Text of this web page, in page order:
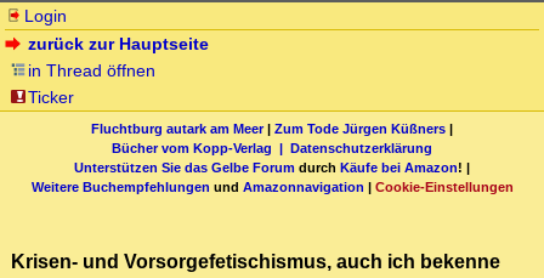
Login
zurück zur Hauptseite
in Thread öffnen
Ticker
Fluchtburg autark am Meer| Zum Tode Jürgen Küßners |
Bücher vom Kopp-Verlag | Datenschutzerklärung
Unterstützen Sie das Gelbe Forum durch Käufe bei Amazon! |
Weitere Buchempfehlungen und Amazonnavigation | Cookie-Einstellungen
Krisen- und Vorsorgefetischismus, auch ich bekenne